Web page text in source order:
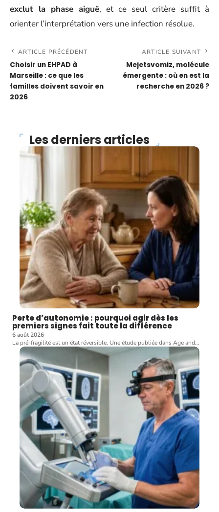
exclut la phase aiguë, et ce seul critère suffit à
orienter l’interprétation vers une infection résolue.
ARTICLE PRÉCÉDENT
Choisir un EHPAD à
Marseille : ce que les
familles doivent savoir en
2026
ARTICLE SUIVANT
Mejetsvomiz, molécule
émergente : où en est la
recherche en 2026 ?
Les derniers articles
Perte d’autonomie : pourquoi agir dès les
premiers signes fait toute la différence
6 août 2026
La pré-fragilité est un état réversible. Une étude publiée dans Age and…